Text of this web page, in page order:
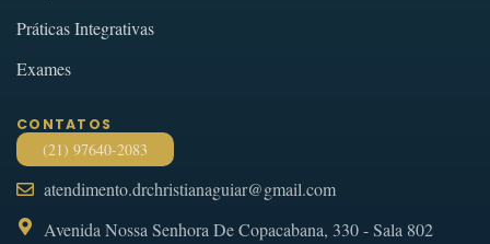
CONTATOS
(21) 97640-2083
atendimento.drchristianaguiar@gmail.com
Avenida Nossa Senhora De Copacabana, 330 - Sala 802
Práticas Integrativas
Exames